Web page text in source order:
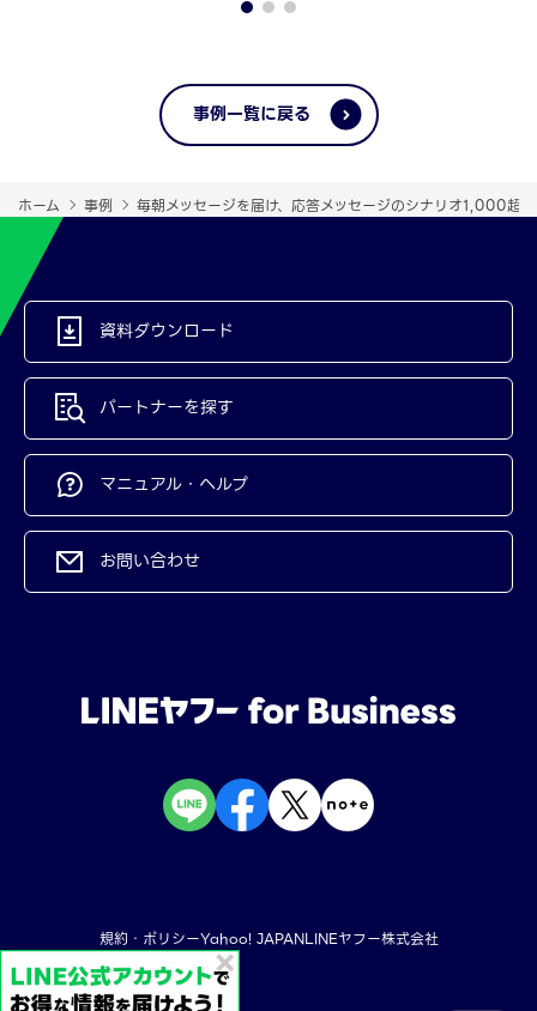
事例一覧に戻る
ホーム 事例 毎朝メッセージを届け、応答メッセージのシナリオ1,000超
資料ダウンロード
パートナーを探す
マニュアル・ヘルプ
お問い合わせ
規約・ポリシーYahoo! JAPANLINEヤフー株式会社